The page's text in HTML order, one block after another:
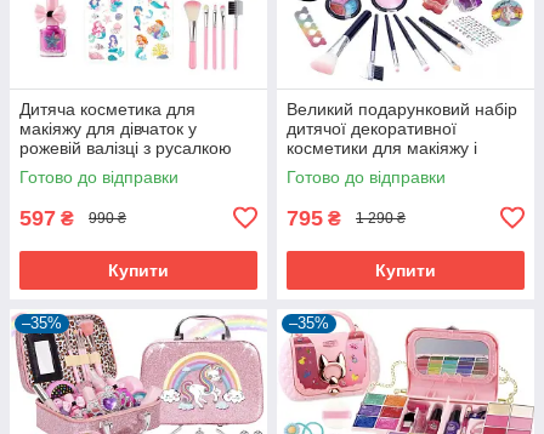
Дитяча косметика для
макіяжу для дівчаток у
рожевій валізці з русалкою
(60894)
Готово до відправки
597 ₴ 990 ₴
Купити
Великий подарунковий набір
дитячої декоративної
косметики для макіяжу і
манікюру у валізці Єдиноріг
(60691)
Готово до відправки
795 ₴ 1 290 ₴
Купити
–35% –35%